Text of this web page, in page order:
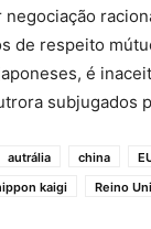
de respeito
é
subjugados
autrália china
kaigi Reino